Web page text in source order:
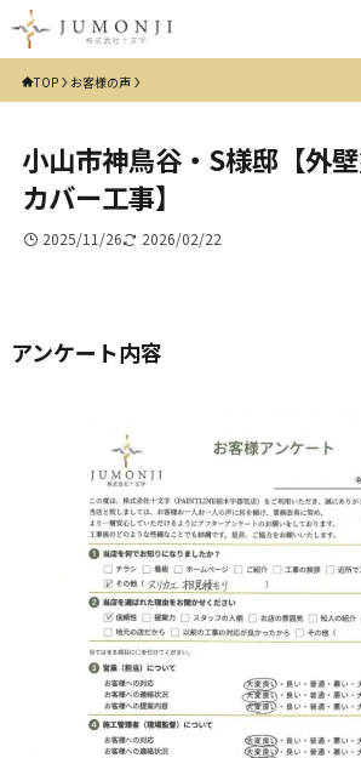
TOP お客様の声
小山市神鳥谷・S様邸【外
カバー工事】
2025/11/26 2026/02/22
アンケート内容